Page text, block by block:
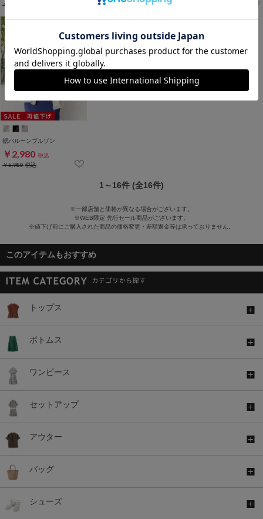
￥4,980
￥3,980 税込
裾バルーンブルゾン
￥2,980 税込
￥5,980税込
1～16件 (全16件)
※一部店舗と価格が異なる場合がございます。
※WEB限定 先行セール商品がございます。
※値下げ前にご購入された商品の価格変更・差額返金等は承っておりません。
このアイテムもおすすめ
トップス
ボトムス
ワンピース
セットアップ
アウター
バッグ
シューズ